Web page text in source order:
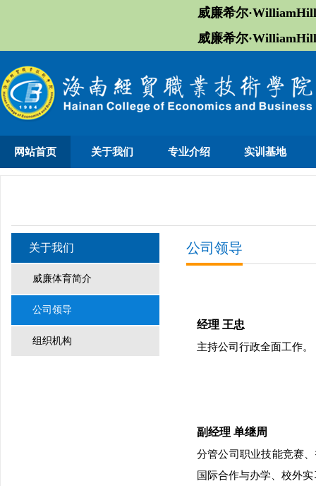
威廉希尔
威廉希尔
网站首页 关于我们 专业介绍 实训基地
关于我们
​威廉体育简介
公司领导
组织机构
公司领导
经理 王忠
主持公司行政全面工作。
副经理 单继周
分管公司职业技能竞赛
国际合作与办学、校外